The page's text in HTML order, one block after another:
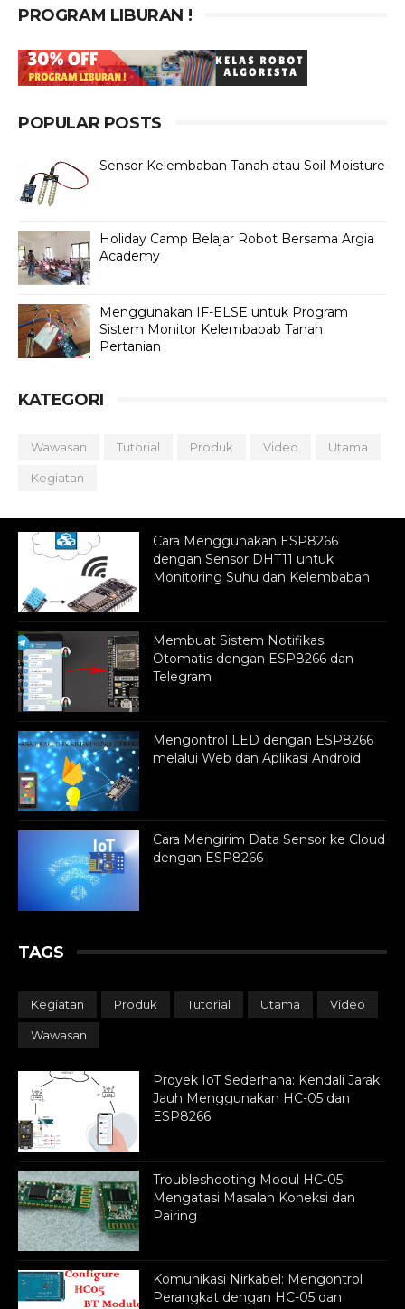
PROGRAM LIBURAN !
POPULAR POSTS
Sensor Kelembaban Tanah atau Soil Moisture
Holiday Camp Belajar Robot Bersama Argia
Academy
Menggunakan IF-ELSE untuk Program
Sistem Monitor Kelembabab Tanah
Pertanian
KATEGORI
Wawasan Tutorial Produk Video Utama
Kegiatan
Cara Menggunakan ESP8266
dengan Sensor DHT11 untuk
Monitoring Suhu dan Kelembaban
Membuat Sistem Notifikasi
Otomatis dengan ESP8266 dan
Telegram
Mengontrol LED dengan ESP8266
melalui Web dan Aplikasi Android
Cara Mengirim Data Sensor ke Cloud
dengan ESP8266
TAGS
Kegiatan Produk Tutorial Utama Video
Wawasan
Proyek IoT Sederhana: Kendali Jarak
Jauh Menggunakan HC-05 dan
ESP8266
Troubleshooting Modul HC-05:
Mengatasi Masalah Koneksi dan
Pairing
Komunikasi Nirkabel: Mengontrol
Perangkat dengan HC-05 dan